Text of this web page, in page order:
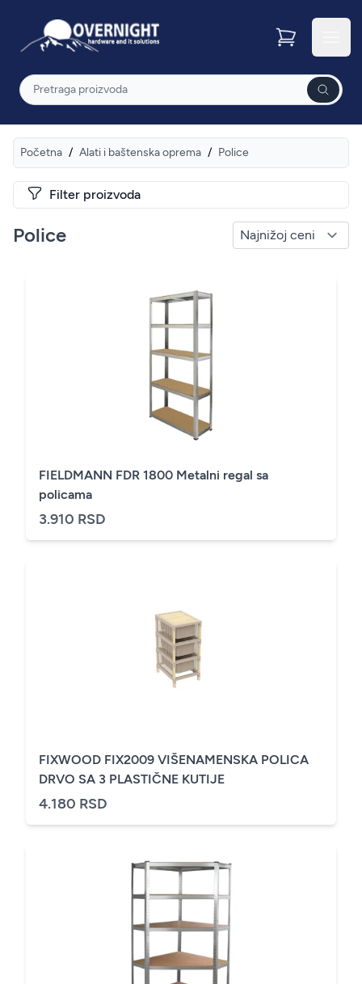
Overnight
Pretraga
Početna / Alati i baštenska oprema / Police
Filter proizvoda
Police
FIELDMANN FDR 1800 Metalni regal sa
policama
3.910 RSD
FIXWOOD FIX2009 VIŠENAMENSKA POLICA
DRVO SA 3 PLASTIČNE KUTIJE
4.180 RSD